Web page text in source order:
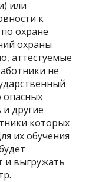
или
к
охране
охраны
аттестуемые
не
опасных
другие
которых
их обучения
и выгружать